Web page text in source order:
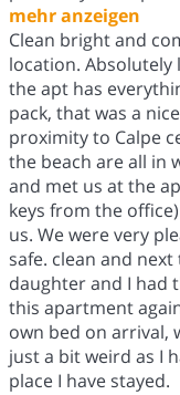
mehr anzeigen
Clean bright and
location. Absolutely
the apt has
pack, that was a
proximity to Calpe
the beach are all in
and met us at the
keys from the
us. We were very
safe. clean and
daughter and I had
this apartment
own bed on arrival,
just a bit weird as I
place I have stayed.